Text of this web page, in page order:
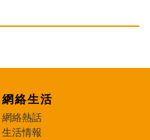
網絡生活
網絡熱話
生活情報